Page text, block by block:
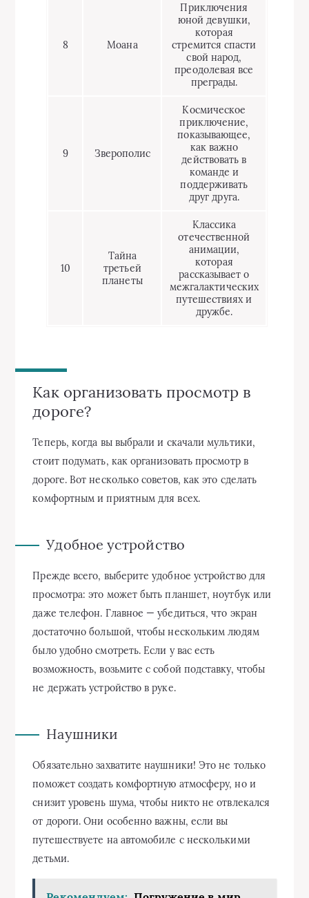
8 Моана
Приключения
юной девушки,
которая
стремится спасти
свой народ,
преодолевая все
преграды.
9 Зверополис
Космическое
приключение,
показывающее,
как важно
действовать в
команде и
поддерживать
друг друга.
10
Тайна
третьей
планеты
Классика
отечественной
анимации,
которая
рассказывает о
межгалактических
путешествиях и
дружбе.
Как организовать просмотр в
дороге?
Теперь, когда вы выбрали и скачали мультики,
стоит подумать, как организовать просмотр в
дороге. Вот несколько советов, как это сделать
комфортным и приятным для всех.
Удобное устройство
Прежде всего, выберите удобное устройство для
просмотра: это может быть планшет, ноутбук или
даже телефон. Главное — убедиться, что экран
достаточно большой, чтобы нескольким людям
было удобно смотреть. Если у вас есть
возможность, возьмите с собой подставку, чтобы
не держать устройство в руке.
Наушники
Обязательно захватите наушники! Это не только
поможет создать комфортную атмосферу, но и
снизит уровень шума, чтобы никто не отвлекался
от дороги. Они особенно важны, если вы
путешествуете на автомобиле с несколькими
детьми.